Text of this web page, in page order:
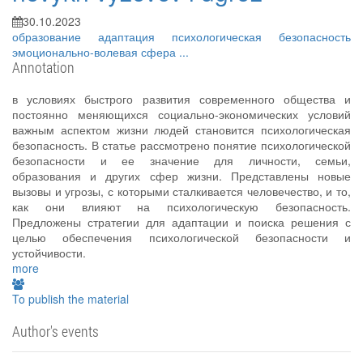
30.10.2023
образование адаптация психологическая безопасность
эмоционально-волевая сфера ...
Annotation
в условиях быстрого развития современного общества и
постоянно меняющихся социально-экономических условий
важным аспектом жизни людей становится психологическая
безопасность. В статье рассмотрено понятие психологической
безопасности и ее значение для личности, семьи,
образования и других сфер жизни. Представлены новые
вызовы и угрозы, с которыми сталкивается человечество, и то,
как они влияют на психологическую безопасность.
Предложены стратегии для адаптации и поиска решения с
целью обеспечения психологической безопасности и
устойчивости.
more
To publish the material
Author's events